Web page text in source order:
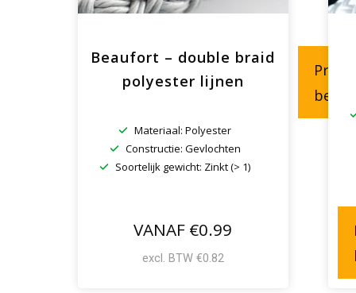
Beaufort – double braid
polyester lijnen
Materiaal: Polyester
Constructie: Gevlochten
Soortelijk gewicht: Zinkt (> 1)
VANAF €0.99
excl. BTW €0.82